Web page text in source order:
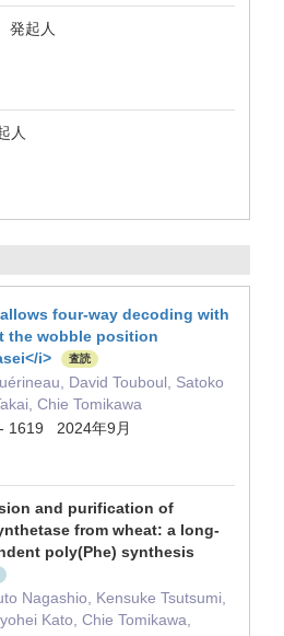
発起人
人
four-way decoding with
the wobble position
i>
査読
David Touboul, Satoko
Chie Tomikawa
2024年9月
and purification of
from wheat: a long-
poly(Phe) synthesis
Nagashio, Kensuke Tsutsumi,
Kato, Chie Tomikawa,